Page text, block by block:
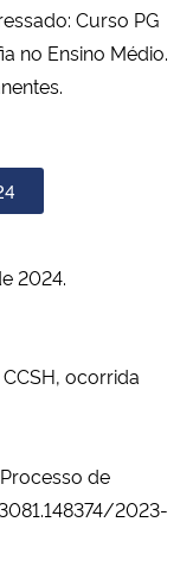
Curso PG
no Ensino Médio.
2024.
ocorrida
de
2023-